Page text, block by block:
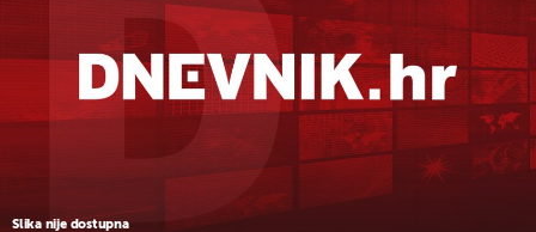
Slika nije dostupna